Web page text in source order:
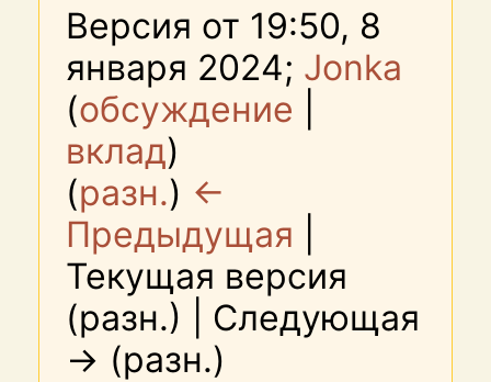
Версия от 19:50, 8
января 2024; Jonka
(обсуждение
вклад)
(разн.) ←
Предыдущая
Текущая версия
(разн.) | Следующая
→ (разн.)